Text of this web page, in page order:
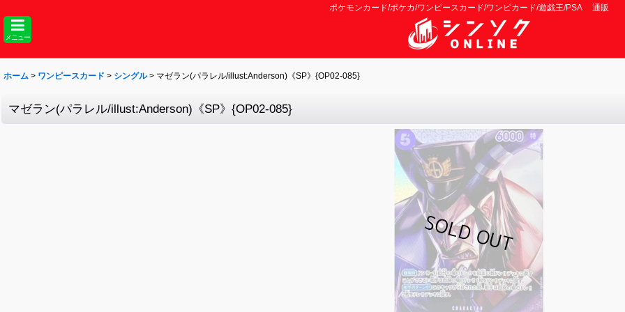
ポケモンカード/ポケカ/ワンピースカード/ワンピカード/遊戯王/PSA 通販
メニュー
ホーム > ワンピースカード > シングル > マゼラン(パラレル/illust:Anderson)《SP》{OP02-085}
マゼラン(パラレル/illust:Anderson)《SP》{OP02-085}